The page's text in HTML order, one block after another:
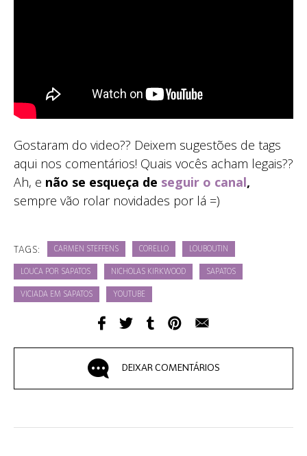
Gostaram do video?? Deixem sugestões de tags
aqui nos comentários! Quais vocês acham legais??
Ah, e não se esqueça de seguir o canal,
sempre vão rolar novidades por lá =)
TAGS: CARMEN STEFFENS CORELLO LOUBOUTIN
LOUCA POR SAPATOS NICHOLAS KIRKWOOD SAPATOS
VICIADA EM SAPATOS YOUTUBE
DEIXAR COMENTÁRIOS